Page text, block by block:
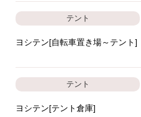
テント
ヨシテン[自転車置き場～テント]
テント
ヨシテン[テント倉庫]